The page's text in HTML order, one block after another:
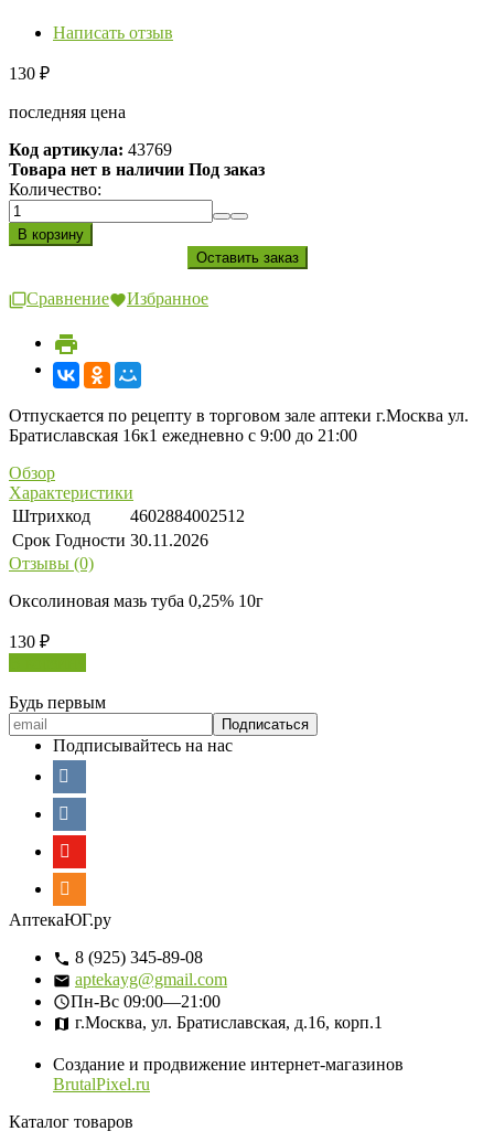
Написать отзыв
130 ₽
последняя цена
Код артикула: 43769
Товара нет в наличии Под заказ
Количество:
Сравнение Избранное
Отпускается по рецепту в торговом зале аптеки г.Москва ул.
Братиславская 16к1 ежедневно с 9:00 до 21:00
Обзор
Характеристики
Штрихкод
4602884002512
Срок Годности 30.11.2026
Отзывы (0)
Оксолиновая мазь туба 0,25% 10г
130 ₽
Будь первым
Подписывайтесь на нас
АптекаЮГ.ру
8 (925) 345-89-08
aptekayg@gmail.com
Пн-Вс 09:00—21:00
г.Москва, ул. Братиславская, д.16, корп.1
Создание и продвижение интернет-магазинов
BrutalPixel.ru
Каталог товаров